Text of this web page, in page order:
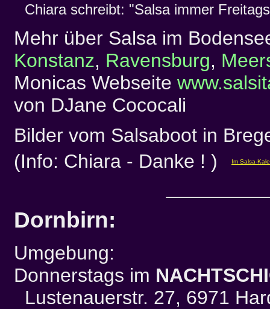
Chiara schreibt: "Salsa immer
Mehr über Salsa im
Konstanz, Ravensburg,
Monicas Webseite
von DJane Cococali
Bilder vom Salsaboot in
(Info: Chiara - Danke ! )
Dornbirn:
Umgebung:
Donnerstags im
Lustenauerstr. 27, 6971